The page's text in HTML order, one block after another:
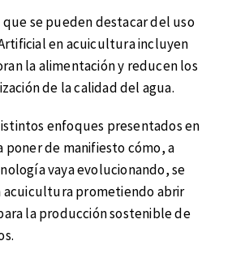
que se pueden destacar del uso
en acuicultura incluyen
la alimentación y reducen los
de la calidad del agua.
enfoques presentados en
poner de manifiesto cómo, a
vaya evolucionando, se
acuicultura prometiendo abrir
la producción sostenible de